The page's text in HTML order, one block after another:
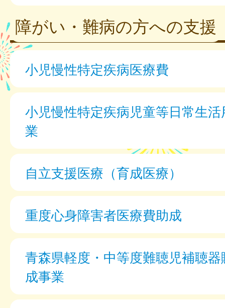
障がい・難病の方への支援
小児慢性特定疾病医療費
小児慢性特定疾病児童等日常生
業
自立支援医療（育成医療）
重度心身障害者医療費助成
青森県軽度・中等度難聴児補聴
成事業